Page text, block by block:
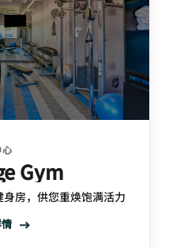
Gym
房，供您重焕饱满活力